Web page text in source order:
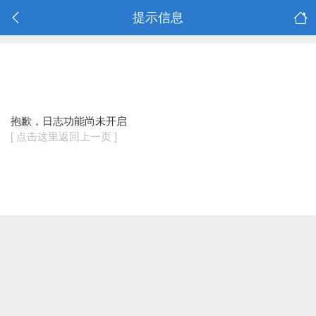
提示信息
抱歉，日志功能尚未开启
[ 点击这里返回上一页 ]